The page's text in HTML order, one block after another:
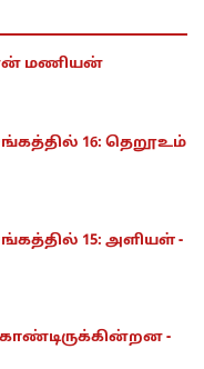
மணியன்
16: தெறூஉம்
15: அளியள் -
-